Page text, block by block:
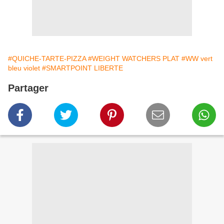
#QUICHE-TARTE-PIZZA #WEIGHT WATCHERS PLAT #WW vert
bleu violet #SMARTPOINT LIBERTE
Partager